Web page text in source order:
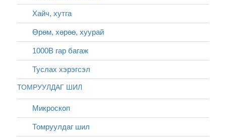
Хайч, хутга
Өрөм, хөрөө, хуурай
1000В гар багаж
Туслах хэрэгсэл
ТОМРУУЛДАГ ШИЛ
Микроскоп
Томруулдаг шил